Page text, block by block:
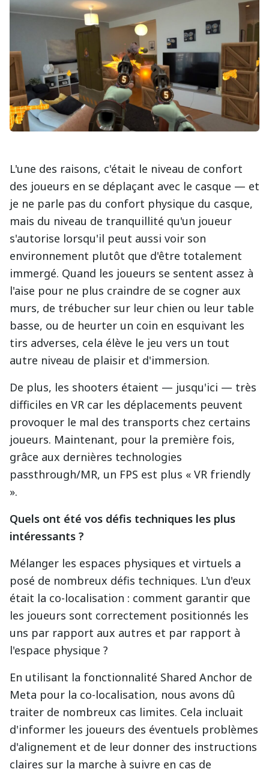
L'une des raisons, c'était le niveau de confort
des joueurs en se déplaçant avec le casque — et
je ne parle pas du confort physique du casque,
mais du niveau de tranquillité qu'un joueur
s'autorise lorsqu'il peut aussi voir son
environnement plutôt que d'être totalement
immergé. Quand les joueurs se sentent assez à
l'aise pour ne plus craindre de se cogner aux
murs, de trébucher sur leur chien ou leur table
basse, ou de heurter un coin en esquivant les
tirs adverses, cela élève le jeu vers un tout
autre niveau de plaisir et d'immersion.
De plus, les shooters étaient — jusqu'ici — très
difficiles en VR car les déplacements peuvent
provoquer le mal des transports chez certains
joueurs. Maintenant, pour la première fois,
grâce aux dernières technologies
passthrough/MR, un FPS est plus « VR friendly
».
Quels ont été vos défis techniques les plus
intéressants ?
Mélanger les espaces physiques et virtuels a
posé de nombreux défis techniques. L'un d'eux
était la co-localisation : comment garantir que
les joueurs sont correctement positionnés les
uns par rapport aux autres et par rapport à
l'espace physique ?
En utilisant la fonctionnalité Shared Anchor de
Meta pour la co-localisation, nous avons dû
traiter de nombreux cas limites. Cela incluait
d'informer les joueurs des éventuels problèmes
d'alignement et de leur donner des instructions
claires sur la marche à suivre en cas de